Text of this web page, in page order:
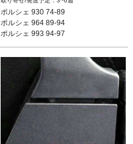
12REN：SP01
Color & Material: Carbon Matte
ポルシェ 930 74-89
ポルシェ 964 89-94
ポルシェ 993 94-97
ポルシェ 930 74-89
ポルシェ 964 89-94
ポルシェ 993 94-97